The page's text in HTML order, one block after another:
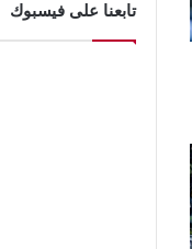
تابعنا على فيسبوك